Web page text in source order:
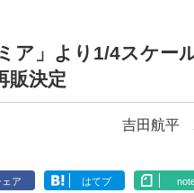
ア」より1/4スケー
販決定
吉田航平
ェア はてブ